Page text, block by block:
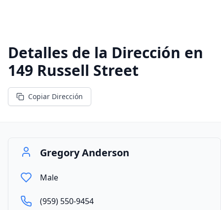
Detalles de la Dirección en
149 Russell Street
Copiar Dirección
Gregory Anderson
Male
(959) 550-9454